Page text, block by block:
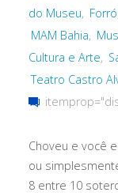
do Museu, Forró
MAM Bahia,
Cultura e Arte,
Teatro Castro
Choveu e você
ou
8 entre 10